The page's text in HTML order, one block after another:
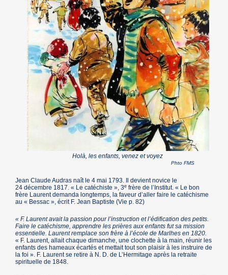
Holà, les enfants, venez et voyez
Phto FMS
Jean Claude Audras naît le 4 mai 1793. Il devient novice le
24 décembre 1817. « Le catéchiste », 3e frère de l’Institut. « Le bon
frère Laurent demanda longtemps, la faveur d’aller faire le catéchisme
au « Bessac », écrit F. Jean Baptiste (Vie p. 82)
« F. Laurent avait la passion pour l’instruction et l’édification des petits.
Faire le catéchisme, apprendre les prières aux enfants fut sa mission
essentielle. Laurent remplace son frère à l’école de Marlhes en 1820.
« F. Laurent, allait chaque dimanche, une clochette à la main, réunir les
enfants des hameaux écartés et mettait tout son plaisir à les instruire de
la foi ». F. Laurent se retire à N. D. de L’Hermitage après la retraite
spirituelle de 1848.